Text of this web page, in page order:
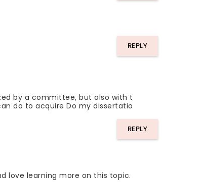
REPLY
by a committee, but also with t
do to acquire Do my dissertatio
REPLY
love learning more on this topic.